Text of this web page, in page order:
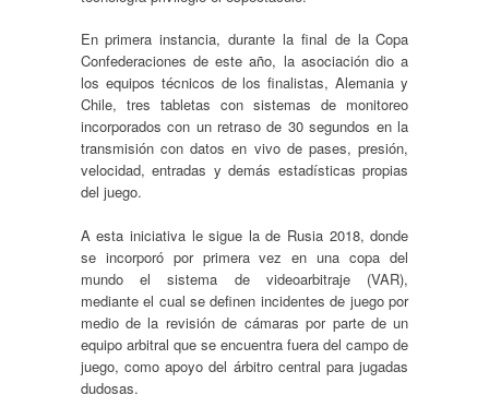
En primera instancia, durante la final de la Copa
Confederaciones de este año, la asociación dio a
los equipos técnicos de los finalistas, Alemania y
Chile, tres tabletas con sistemas de monitoreo
incorporados con un retraso de 30 segundos en la
transmisión con datos en vivo de pases, presión,
velocidad, entradas y demás estadísticas propias
del juego.
A esta iniciativa le sigue la de Rusia 2018, donde
se incorporó por primera vez en una copa del
mundo el sistema de videoarbitraje (VAR),
mediante el cual se definen incidentes de juego por
medio de la revisión de cámaras por parte de un
equipo arbitral que se encuentra fuera del campo de
juego, como apoyo del árbitro central para jugadas
dudosas.